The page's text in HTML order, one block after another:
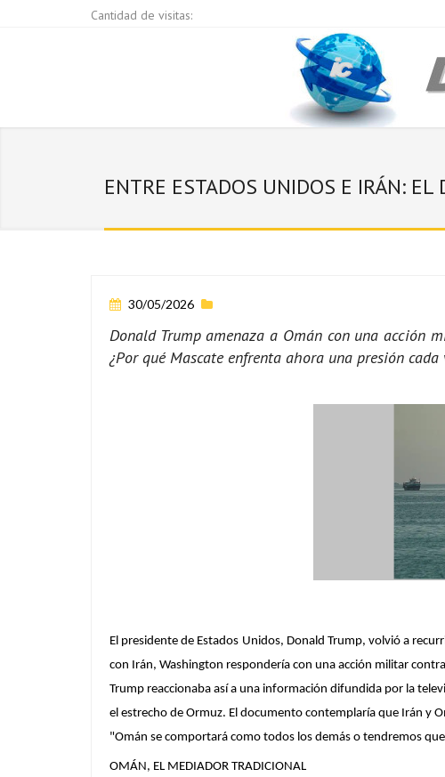
Cantidad de visitas:
ENTRE ESTADOS UNIDOS E IRÁN:
30/05/2026
Donald Trump amenaza a Omán con una acción
¿Por qué Mascate enfrenta ahora una presión cada
El presidente de Estados Unidos, Donald Trump, volvió a
con Irán, Washington respondería con una acción militar
Trump reaccionaba así a una información difundida por la
el estrecho de Ormuz. El documento contemplaría que Irán y
"Omán se comportará como todos los demás o tendremos
OMÁN, EL MEDIADOR TRADICIONAL